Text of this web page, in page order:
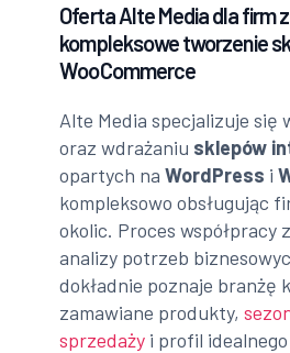
Oferta Alte Media dla firm
kompleksowe tworzenie
WooCommerce
Alte Media specjalizuje się
oraz wdrażaniu sklepów
opartych naWordPress i
kompleksowo obsługując
okolic. Proces współpracy
analizy potrzeb
dokładnie poznaje branżę
zamawiane produkty,
sprzedaży i profil